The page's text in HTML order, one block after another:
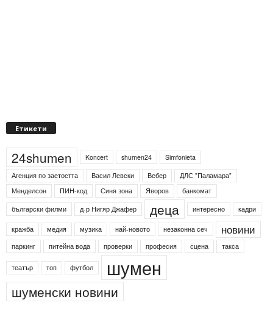
Етикети
24shumen Koncert shumen24
Simfonieta
Агенция по заетостта
Васил Левски Вебер
ДЛС "Паламара"
Менделсон
ПИН-код Синя зона Яворов
банкомат
български филми
д-р Нигяр Джафер деца интересно кадри
кражба медия музика най-новото незаконна сеч новини
паркинг питейна вода проверки професия сцена такса
театър топ футбол шумен
шуменски новини